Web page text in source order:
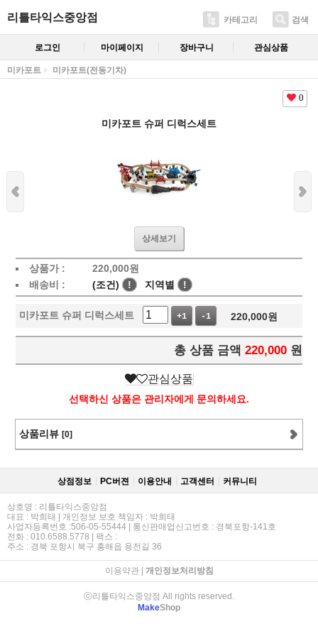
리틀타익스중앙점 카테고리 검색
로그인 마이페이지 장바구니 관심상품
미카포트 미카포트(전동기차)
0
미카포트 슈퍼 디럭스세트
상세보기
상품가 : 220,000원
배송비 :
(조건) ! 지역별 !
미카포트 슈퍼 디럭스세트 +1 -1 220,000원
총 상품 금액 220,000 원
관심상품
선택하신 상품은 관리자에게 문의하세요.
상품리뷰 [0]
상점정보 PC버젼 이용안내 고객센터 커뮤니티
상호명 : 리틀타익스중앙점
대표 : 박희태 | 개인정보 보호 책임자 : 박희태
사업자등록번호 :506-05-55444 | 통신판매업신고번호 : 경북포항-141호
전화 : 010.6588.5778 | 팩스 :
주소 : 경북 포항시 북구 흥해읍 용전길 36
이용약관| 개인정보처리방침
ⓒ리틀타익스중앙점 All rights reserved.
MakeShop